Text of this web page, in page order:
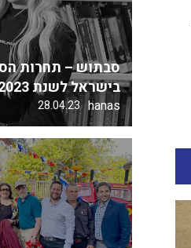
סבתוש – תחרות
בישראל לשנת 2023
hanas
28.04.23